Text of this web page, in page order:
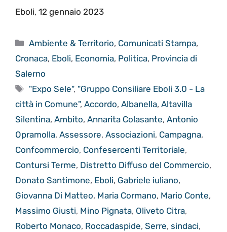
Eboli, 12 gennaio 2023
Categorie
Ambiente & Territorio, Comunicati Stampa,
Cronaca, Eboli, Economia, Politica, Provincia di
Salerno
Tag
"Expo Sele", "Gruppo Consiliare Eboli 3.0 - La
città in Comune", Accordo, Albanella, Altavilla
Silentina, Ambito, Annarita Colasante, Antonio
Opramolla, Assessore, Associazioni, Campagna,
Confcommercio, Confesercenti Territoriale,
Contursi Terme, Distretto Diffuso del Commercio,
Donato Santimone, Eboli, Gabriele iuliano,
Giovanna Di Matteo, Maria Cormano, Mario Conte,
Massimo Giusti, Mino Pignata, Oliveto Citra,
Roberto Monaco, Roccadaspide, Serre, sindaci,